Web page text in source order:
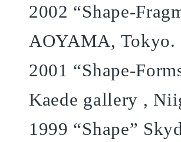
2002 “Shape-
AOYAMA, Tokyo.
2001 “Shape-
Kaede gallery ,
1999 “Shape”